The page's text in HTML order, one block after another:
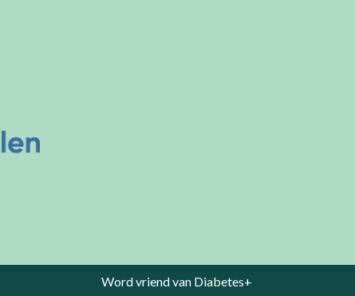
Word vriend van Diabetes+